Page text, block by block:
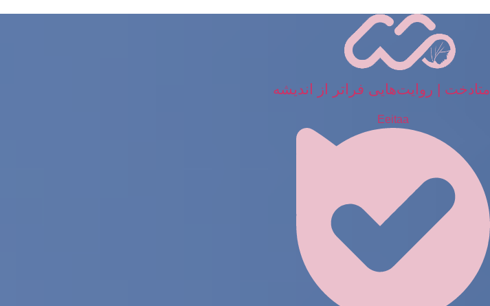
متادخت | روایت‌هایی فراتر از اندیشه
Eeitaa